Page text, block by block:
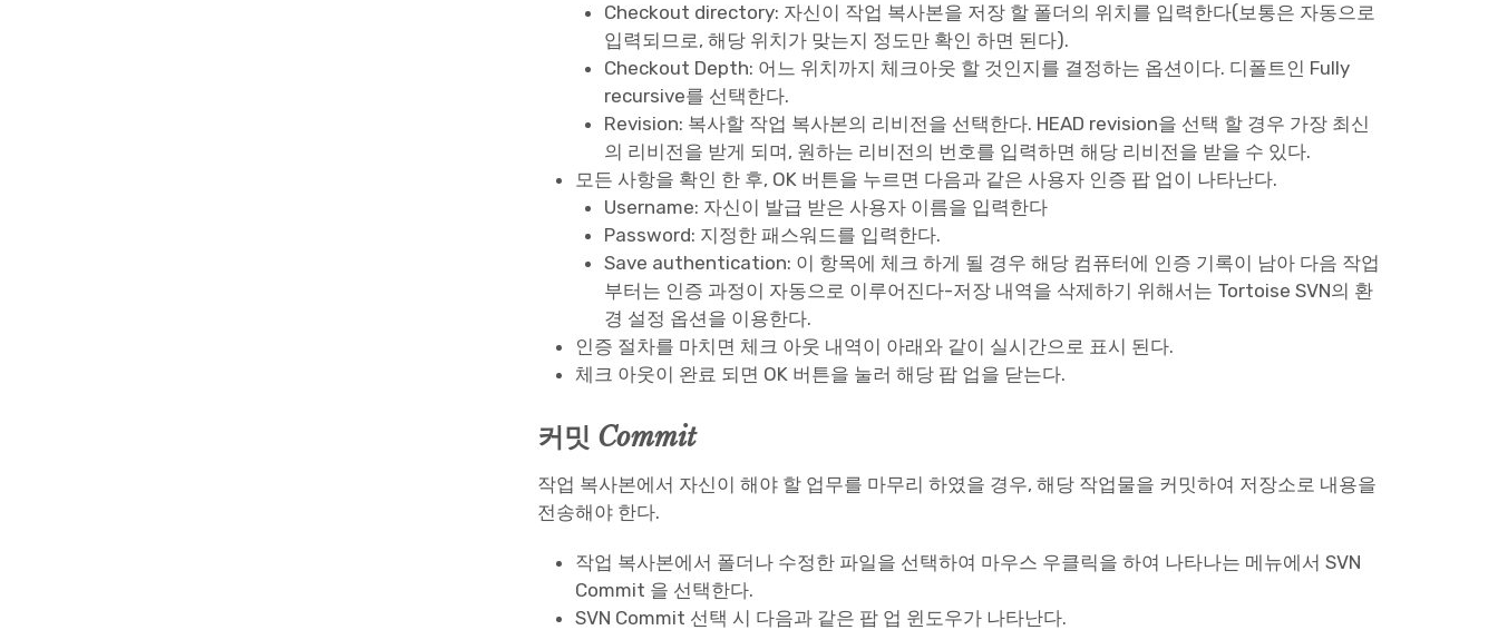
Checkout directory: 자신이 작업 복사본을 저장 할 폴더의 위치를 입력한다(보통은 자동으로
입력되므로, 해당 위치가 맞는지 정도만 확인 하면 된다).
Checkout Depth: 어느 위치까지 체크아웃 할 것인지를 결정하는 옵션이다. 디폴트인 Fully
recursive를 선택한다.
Revision: 복사할 작업 복사본의 리비전을 선택한다. HEAD revision을 선택 할 경우 가장 최신
의 리비전을 받게 되며, 원하는 리비전의 번호를 입력하면 해당 리비전을 받을 수 있다.
모든 사항을 확인 한 후, OK 버튼을 누르면 다음과 같은 사용자 인증 팝 업이 나타난다.
Username: 자신이 발급 받은 사용자 이름을 입력한다
Password: 지정한 패스워드를 입력한다.
Save authentication: 이 항목에 체크 하게 될 경우 해당 컴퓨터에 인증 기록이 남아 다음 작업
부터는 인증 과정이 자동으로 이루어진다-저장 내역을 삭제하기 위해서는 Tortoise SVN의 환
경 설정 옵션을 이용한다.
인증 절차를 마치면 체크 아웃 내역이 아래와 같이 실시간으로 표시 된다.
체크 아웃이 완료 되면 OK 버튼을 눌러 해당 팝 업을 닫는다.
커밋 Commit
작업 복사본에서 자신이 해야 할 업무를 마무리 하였을 경우, 해당 작업물을 커밋하여 저장소로 내용을
전송해야 한다.
작업 복사본에서 폴더나 수정한 파일을 선택하여 마우스 우클릭을 하여 나타나는 메뉴에서 SVN
Commit 을 선택한다.
SVN Commit 선택 시 다음과 같은 팝 업 윈도우가 나타난다.